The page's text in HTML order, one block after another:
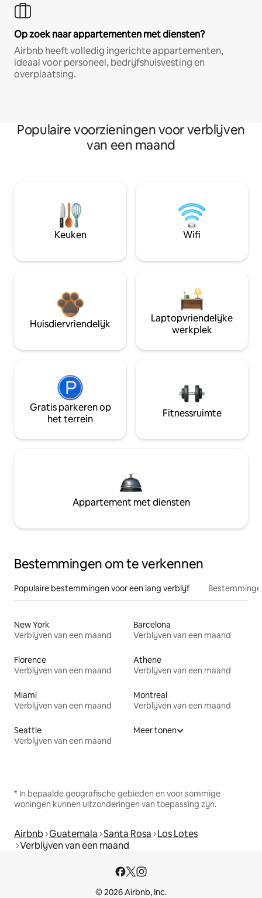
Op zoek naar appartementen met diensten?
Airbnb heeft volledig ingerichte appartementen,
ideaal voor personeel, bedrijfshuisvesting en
overplaatsing.
Populaire voorzieningen voor verblijven
van een maand
Keuken Wifi
Huisdiervriendelijk
Laptopvriendelijke
werkplek
Gratis parkeren op
het terrein
Fitnessruimte
Appartement met diensten
Bestemmingen om te verkennen
Populaire bestemmingen voor een lang verblijf
New York
Verblijven van een maand
Barcelona
Verblijven van een maand
Florence
Verblijven van een maand
Athene
Verblijven van een maand
Miami
Verblijven van een maand
Montreal
Verblijven van een maand
Seattle
Verblijven van een maand
Meer tonen
* In bepaalde geografische gebieden en voor sommige
woningen kunnen uitzonderingen van toepassing zijn.
Airbnb Guatemala Santa Rosa Los Lotes
Verblijven van een maand
© 2026 Airbnb, Inc.